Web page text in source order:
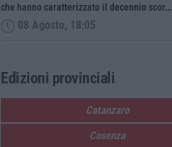
che hanno caratterizzato il decennio scor…
08 Agosto, 18:05
Edizioni provinciali
Catanzaro
Cosenza